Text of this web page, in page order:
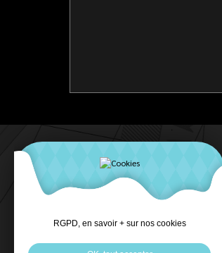
NOTRE
RGPD, en savoir + sur nos cookies